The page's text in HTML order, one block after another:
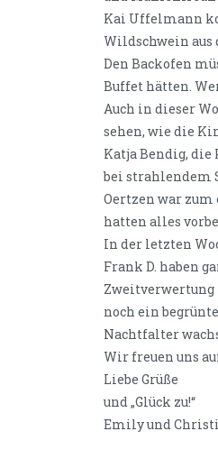
Kai Uffelmann
Wildschwein aus
Den Backofen
Buffet hätten.
Auch in dieser
sehen, wie die
Katja Bendig,
bei strahlendem
Oertzen war
hatten alles
In der letzten
Frank D. haben
Zweitverwertung
noch ein
Nachtfalter
Wir freuen uns
Liebe Grüße
und „Glück zu!“
Emily und